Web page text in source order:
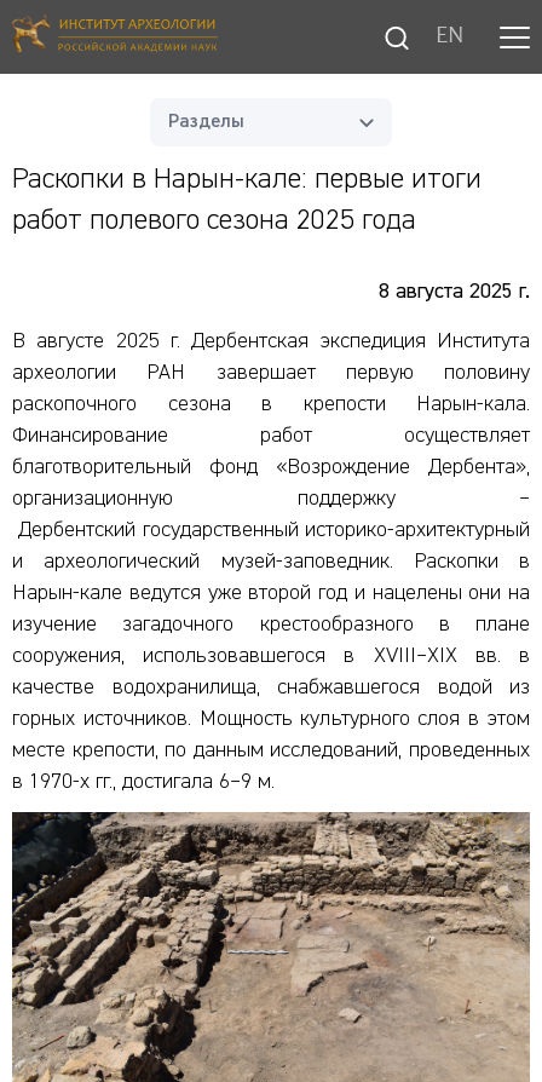
EN
Разделы
Раскопки в Нарын-кале: первые итоги
работ полевого сезона 2025 года
8 августа 2025 г.
В августе 2025 г. Дербентская экспедиция Института
археологии РАН завершает первую половину
раскопочного сезона в крепости Нарын-кала.
Финансирование работ осуществляет
благотворительный фонд «Возрождение Дербента»,
организационную поддержку –
Дербентский государственный историко-архитектурный
и археологический музей-заповедник. Раскопки в
Нарын-кале ведутся уже второй год и нацелены они на
изучение загадочного крестообразного в плане
сооружения, использовавшегося в XVIII–XIX вв. в
качестве водохранилища, снабжавшегося водой из
горных источников. Мощность культурного слоя в этом
месте крепости, по данным исследований, проведенных
в 1970-х гг., достигала 6–9 м.